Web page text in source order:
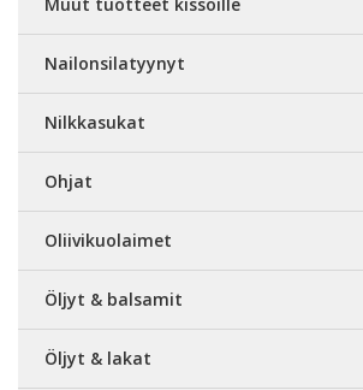
Nailonsilatyynyt
Nilkkasukat
Ohjat
Oliivikuolaimet
Öljyt & balsamit
Öljyt & lakat